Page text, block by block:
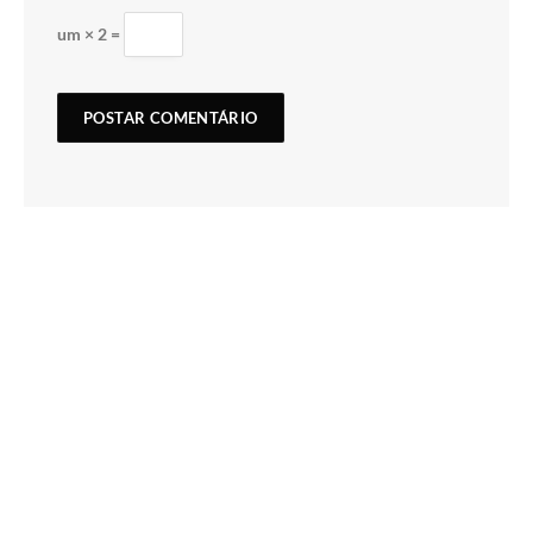
um × 2 =